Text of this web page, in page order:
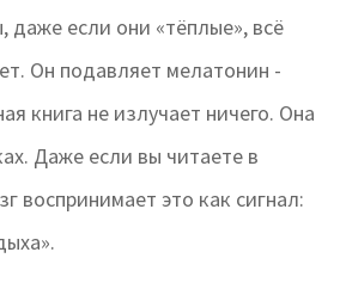
даже если они «тёплые», всё
Он подавляет мелатонин -
книга не излучает ничего. Она
Даже если вы читаете в
воспринимает это как сигнал: